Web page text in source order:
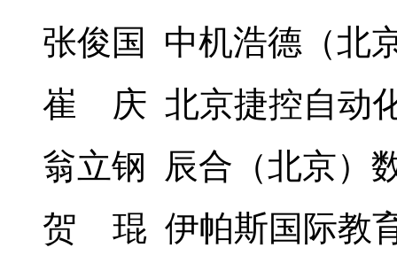
张俊国 中机浩德（北
崔 庆 北京捷控自动
翁立钢 辰合（北京）
贺 琨 伊帕斯国际教